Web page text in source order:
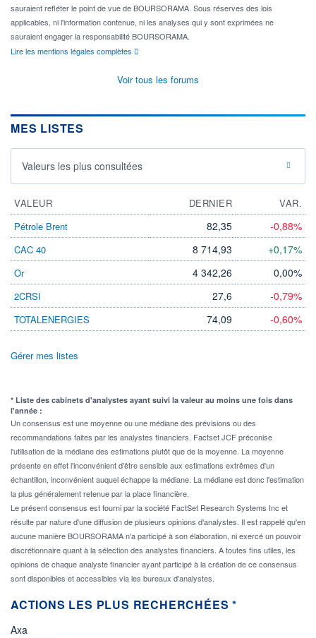
sauraient refléter le point de vue de BOURSORAMA. Sous réserves des lois
applicables, ni l'information contenue, ni les analyses qui y sont exprimées ne
sauraient engager la responsabilité BOURSORAMA.
Lire les mentions légales complètes
Voir tous les forums
MES LISTES
Valeurs les plus consultées
VALEUR DERNIER
VAR.
Pétrole Brent
82,35 -0,88%
CAC 40 8 714,93 +0,17%
Or 4 342,26 0,00%
2CRSI 27,6 -0,79%
TOTALENERGIES 74,09 -0,60%
Gérer mes listes
* Liste des cabinets d'analystes ayant suivi la valeur au moins une fois dans
l'année :
Un consensus est une moyenne ou une médiane des prévisions ou des
recommandations faites par les analystes financiers. Factset JCF préconise
l'utilisation de la médiane des estimations plutôt que de la moyenne. La moyenne
présente en effet l'inconvénient d'être sensible aux estimations extrêmes d'un
échantillon, inconvénient auquel échappe la médiane. La médiane est donc l'estimation
la plus généralement retenue par la place financière.
Le présent consensus est fourni par la société FactSet Research Systems Inc et
résulte par nature d'une diffusion de plusieurs opinions d'analystes. Il est rappelé qu'en
aucune manière BOURSORAMA n'a participé à son élaboration, ni exercé un pouvoir
discrétionnaire quant à la sélection des analystes financiers. A toutes fins utiles, les
opinions de chaque analyste financier ayant participé à la création de ce consensus
sont disponibles et accessibles via les bureaux d'analystes.
ACTIONS LES PLUS RECHERCHÉES *
Axa